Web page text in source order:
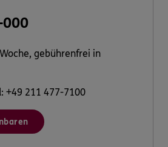
gebührenfrei in
+49 211 477-7100